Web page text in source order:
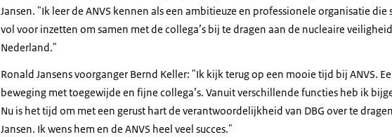
Jansen. "Ik leer de ANVS kennen als een ambitieuze en professionele organisatie
vol voor inzetten om samen met de collega’s bij te dragen aan de nucleaire
Nederland."
Ronald Jansens voorganger Bernd Keller: "Ik kijk terug op een mooie tijd bij ANVS.
beweging met toegewijde en fijne collega’s. Vanuit verschillende functies heb ik
Nu is het tijd om met een gerust hart de verantwoordelijkheid van DBG over te
Jansen. Ik wens hem en de ANVS heel veel succes."